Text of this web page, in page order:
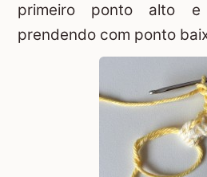
primeiro ponto alto
prendendo com ponto